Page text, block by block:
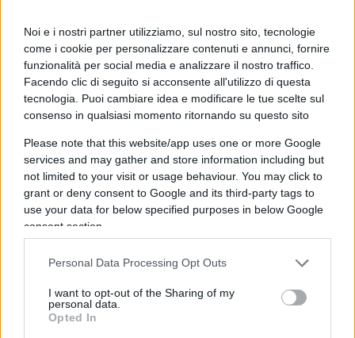
Noi e i nostri partner utilizziamo, sul nostro sito, tecnologie
come i cookie per personalizzare contenuti e annunci, fornire
funzionalità per social media e analizzare il nostro traffico.
Facendo clic di seguito si acconsente all'utilizzo di questa
tecnologia. Puoi cambiare idea e modificare le tue scelte sul
consenso in qualsiasi momento ritornando su questo sito
Please note that this website/app uses one or more Google
services and may gather and store information including but
not limited to your visit or usage behaviour. You may click to
grant or deny consent to Google and its third-party tags to
use your data for below specified purposes in below Google
consent section.
Personal Data Processing Opt Outs
I want to opt-out of the Sharing of my
personal data.
Opted In
senso del codice di procedura penale del 1988,
nel nostro Paese non si è ancora affermato il
principio che il ruolo del pubblico ministero
rientra a tutti gli effetti nel potere esecutivo e che
è al potere esecutivo, ovviamente con tutte le
garanzie di indipendenza che richiede una
funzione tanto importante e delicata, che
dovrebbe fare capo la direzione della sua azione
(l’esempio francese valga ancora come
testimonianza di tale impostazione).
Solo in tal modo, con una separazione non solo
delle carriere, ma a monte dei ruoli e della
posizione nel sistema dei poteri pubblici tra